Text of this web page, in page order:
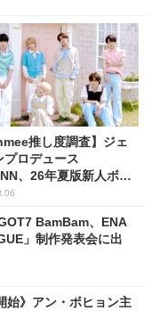
推し度調査】ジェ
プロデュース
、26年夏版新人ボー
ループ人気No.1に
BamBam、ENA
」制作発表会に出
始》アン・ボヒョン主